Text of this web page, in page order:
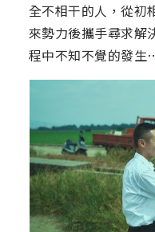
全不相干的人，從初
來勢力後攜手尋求解
程中不知不覺的發